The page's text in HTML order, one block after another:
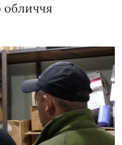
обличчя